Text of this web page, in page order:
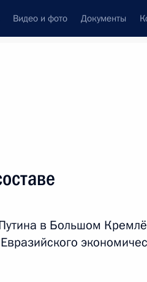
Видео и фото Документы
материалы
Совета глав
в Большом